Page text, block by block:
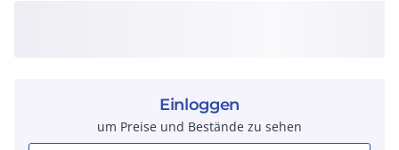
Einloggen
um Preise und Bestände zu sehen